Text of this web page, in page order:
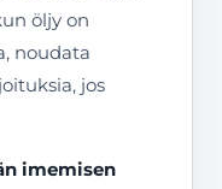
öljy on
noudata
jos
imemisen